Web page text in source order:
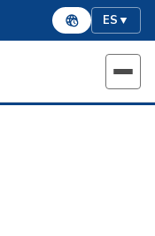
ES▼